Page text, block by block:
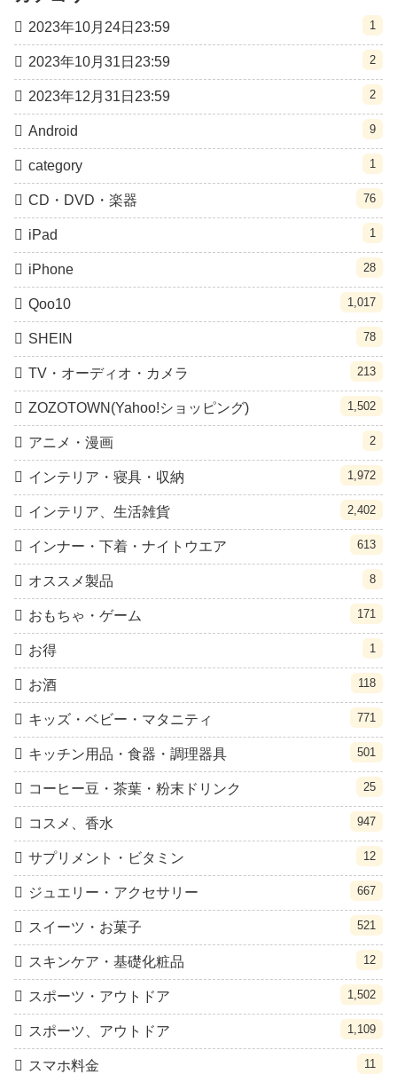
2023年10月24日23:59 1
2023年10月31日23:59 2
2023年12月31日23:59 2
Android 9
category 1
CD・DVD・楽器 76
iPad 1
iPhone 28
Qoo10 1,017
SHEIN 78
TV・オーディオ・カメラ 213
ZOZOTOWN(Yahoo!ショッピング) 1,502
アニメ・漫画 2
インテリア・寝具・収納 1,972
インテリア、生活雑貨 2,402
インナー・下着・ナイトウエア 613
オススメ製品 8
おもちゃ・ゲーム 171
お得 1
お酒 118
キッズ・ベビー・マタニティ 771
キッチン用品・食器・調理器具 501
コーヒー豆・茶葉・粉末ドリンク 25
コスメ、香水 947
サプリメント・ビタミン 12
ジュエリー・アクセサリー 667
スイーツ・お菓子 521
スキンケア・基礎化粧品 12
スポーツ・アウトドア 1,502
スポーツ、アウトドア 1,109
スマホ料金 11